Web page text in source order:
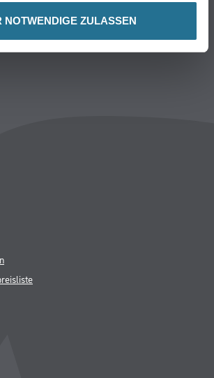
NOTWENDIGE ZULASSEN